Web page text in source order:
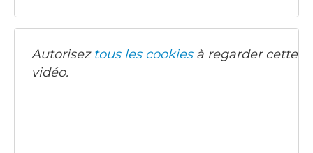
Autorisez tous les cookiesà regarder cette
vidéo.